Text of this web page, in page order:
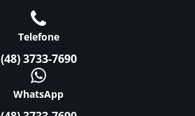
Telefone
(48) 3733-7690
WhatsApp